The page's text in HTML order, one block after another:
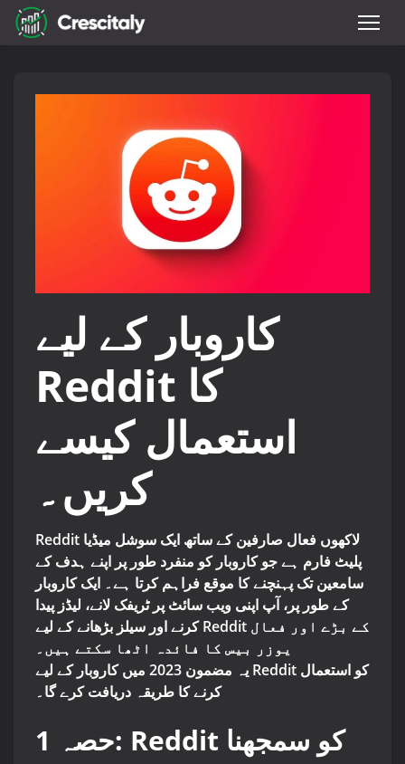
کاروبار کے لیے
Reddit کا
استعمال کیسے
کریں۔
Reddit لاکھوں فعال صارفین کے ساتھ ایک سوشل میڈیا
پلیٹ فارم ہے جو کاروبار کو منفرد طور پر اپنے ہدف کے
سامعین تک پہنچنے کا موقع فراہم کرتا ہے۔ ایک کاروبار
کے طور پر، آپ اپنی ویب سائٹ پر ٹریفک لانے، لیڈز پیدا
کرنے اور سیلز بڑھانے کے لیے Reddit کے بڑے اور فعال
یوزر بیس کا فائدہ اٹھا سکتے ہیں۔
یہ مضمون 2023 میں کاروبار کے لیے Reddit کو استعمال
کرنے کا طریقہ دریافت کرے گا۔
حصہ 1: Reddit کو سمجھنا